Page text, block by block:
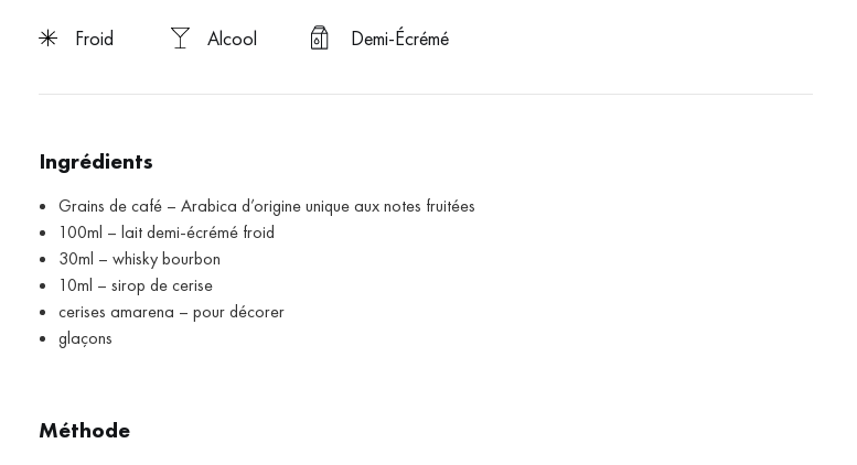
froid Alcool Demi-Écrémé
Ingrédients
Grains de café – Arabica d’origine unique aux notes fruitées
100ml – lait demi-écrémé froid
30ml – whisky bourbon
10ml – sirop de cerise
cerises amarena – pour décorer
glaçons
Méthode